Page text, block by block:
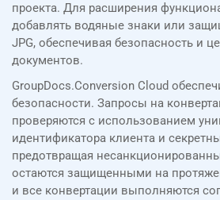
проекта. Для расширения
добавлять водяные знаки или
JPG, обеспечивая безопасность и
документов.
GroupDocs.Conversion Cloud
безопасности. Запросы на
проверяются с использованием
идентификатора клиента и
предотвращая
остаются защищенными на
и все конвертации выполняются